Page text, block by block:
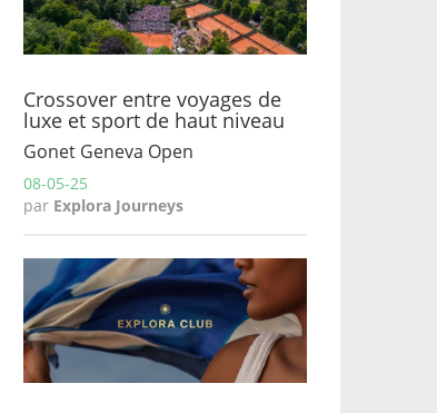
Crossover entre voyages de
luxe et sport de haut niveau
Gonet Geneva Open
08-05-25
par Explora Journeys